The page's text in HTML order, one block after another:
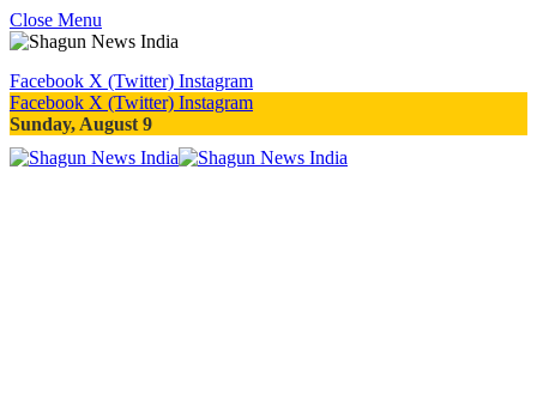
Close Menu
Facebook X (Twitter) Instagram
Facebook X (Twitter) Instagram
Sunday, August 9